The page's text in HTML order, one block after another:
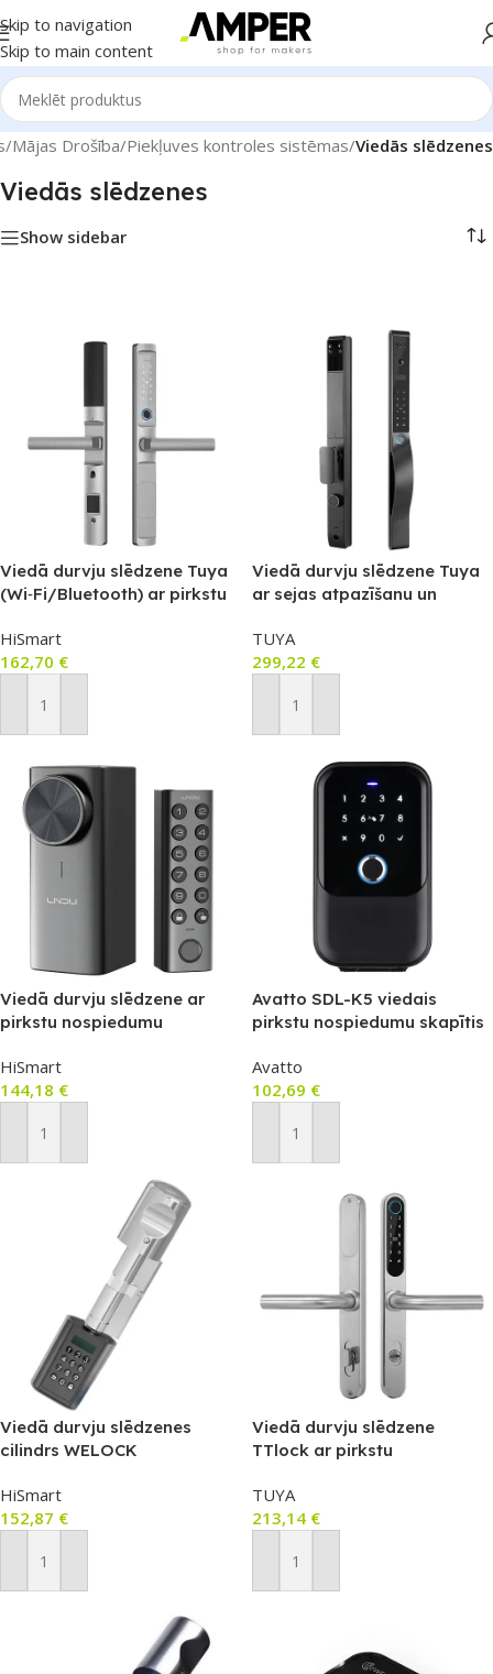
Skip to navigation
Skip to main content
/Mājas Drošība/Piekļuves kontroles sistēmas/Viedās slēdzenes
Viedās slēdzenes
Show sidebar
Viedā durvju slēdzene Tuya
(Wi‑Fi/Bluetooth) ar pirkstu
reversa, labā/kreisā roka,
IP66, 3585 Mortise (22×240)
HiSmart
162,70 €
Pievienot Grozam
Viedā durvju slēdzene Tuya
ar sejas atpazīšanu un
roka, Mortise 4585)
TUYA
299,22 €
Pievienot Grozam
Viedā durvju slēdzene ar
pirkstu nospiedumu
CLDBUS, Matter)
HiSmart
144,18 €
Pievienot Grozam
Avatto SDL-K5 viedais
pirkstu nospiedumu skapītis
Avatto
102,69 €
Pievienot Grozam
Viedā durvju slēdzenes
cilindrs WELOCK
HiSmart
152,87 €
Pievienot Grozam
Viedā durvju slēdzene
TTlock ar pirkstu
RFID un skārienjutīgu
tastatūru (labā roka, IP65,
TUYA
213,14 €
Pievienot Grozam